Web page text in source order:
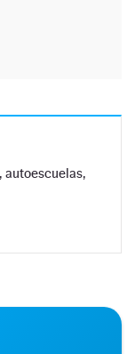
autoescuelas,